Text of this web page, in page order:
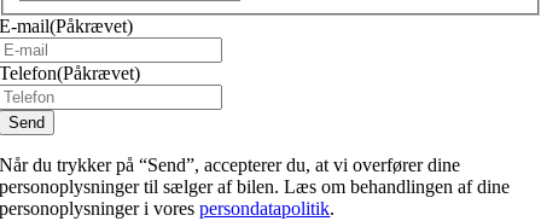
E-mail(Påkrævet)
Telefon(Påkrævet)
Når du trykker på “Send”, accepterer du, at vi overfører dine
personoplysninger til sælger af bilen. Læs om behandlingen af dine
personoplysninger i vorespersondatapolitik.